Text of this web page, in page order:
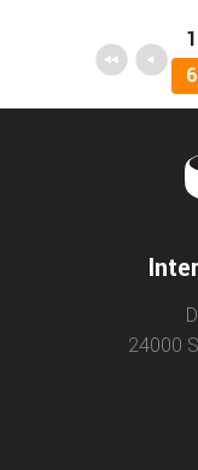
1
6
24000